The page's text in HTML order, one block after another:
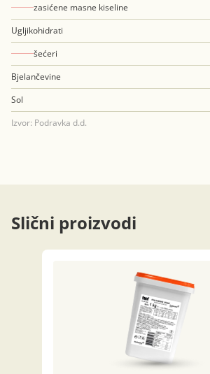
zasićene masne kiseline
Ugljikohidrati
šećeri
Bjelančevine
Sol
Izvor: Podravka d.d.
Slični proizvodi